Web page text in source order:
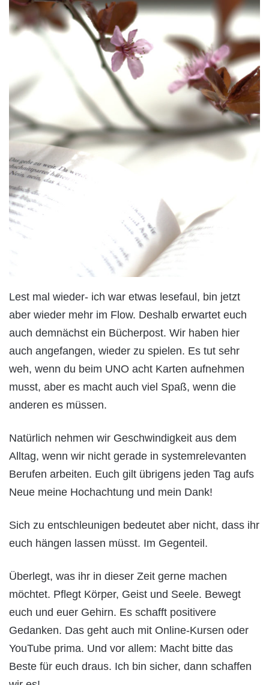
Lest mal wieder- ich war etwas lesefaul, bin jetzt
aber wieder mehr im Flow. Deshalb erwartet euch
auch demnächst ein Bücherpost. Wir haben hier
auch angefangen, wieder zu spielen. Es tut sehr
weh, wenn du beim UNO acht Karten aufnehmen
musst, aber es macht auch viel Spaß, wenn die
anderen es müssen.
Natürlich nehmen wir Geschwindigkeit aus dem
Alltag, wenn wir nicht gerade in systemrelevanten
Berufen arbeiten. Euch gilt übrigens jeden Tag aufs
Neue meine Hochachtung und mein Dank!
Sich zu entschleunigen bedeutet aber nicht, dass ihr
euch hängen lassen müsst. Im Gegenteil.
Überlegt, was ihr in dieser Zeit gerne machen
möchtet. Pflegt Körper, Geist und Seele. Bewegt
euch und euer Gehirn. Es schafft positivere
Gedanken. Das geht auch mit Online-Kursen oder
YouTube prima. Und vor allem: Macht bitte das
Beste für euch draus. Ich bin sicher, dann schaffen